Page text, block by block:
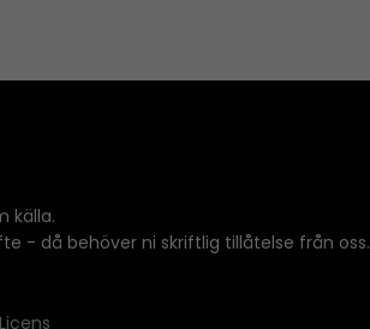
källa.
- då behöver ni skriftlig tillåtelse från oss.